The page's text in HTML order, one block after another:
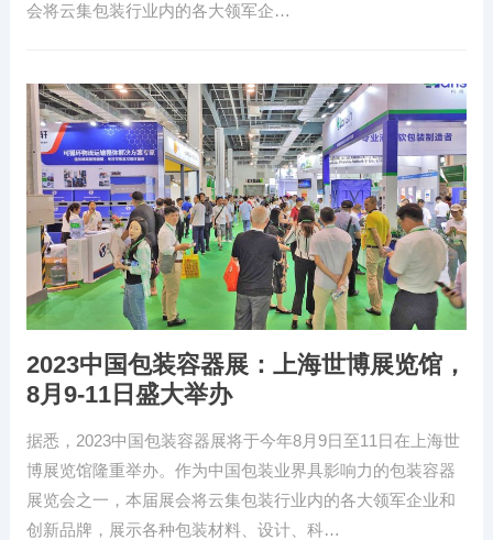
会将云集包装行业内的各大领军企…
2023中国包装容器展：上海世博展览馆，
8月9-11日盛大举办
据悉，2023中国包装容器展将于今年8月9日至11日在上海世
博展览馆隆重举办。作为中国包装业界具影响力的包装容器
展览会之一，本届展会将云集包装行业内的各大领军企业和
创新品牌，展示各种包装材料、设计、科…